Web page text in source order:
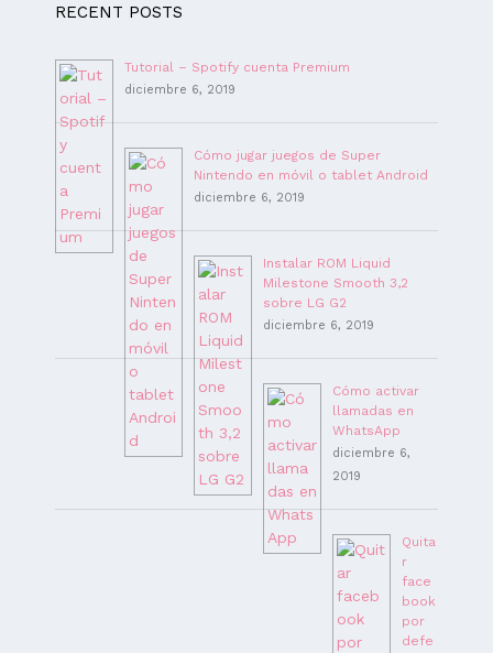
RECENT POSTS
Tutorial – Spotify cuenta Premium
diciembre 6, 2019
Cómo jugar juegos de Super
Nintendo en móvil o tablet Android
diciembre 6, 2019
Instalar ROM Liquid
Milestone Smooth 3,2
sobre LG G2
diciembre 6, 2019
Cómo activar
llamadas en
WhatsApp
diciembre 6,
2019
Quita
r
face
book
por
defe